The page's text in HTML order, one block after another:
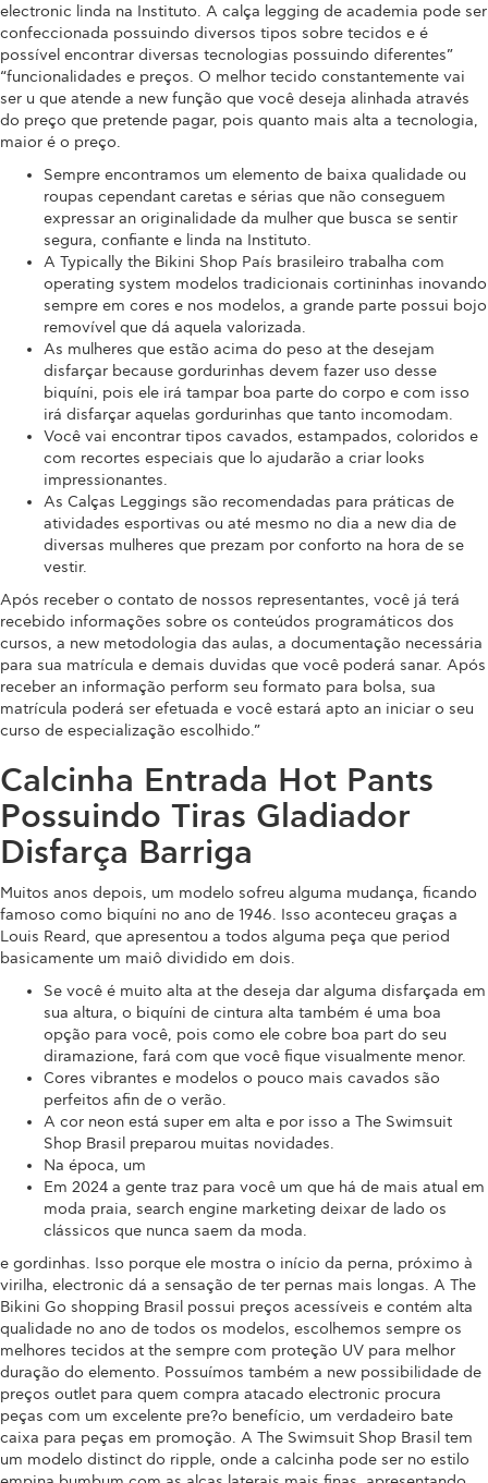
electronic linda na Instituto. A calça legging de academia pode ser
confeccionada possuindo diversos tipos sobre tecidos e é
possível encontrar diversas tecnologias possuindo diferentes”
“funcionalidades e preços. O melhor tecido constantemente vai
ser u que atende a new função que você deseja alinhada através
do preço que pretende pagar, pois quanto mais alta a tecnologia,
maior é o preço.
Sempre encontramos um elemento de baixa qualidade ou
roupas cependant caretas e sérias que não conseguem
expressar an originalidade da mulher que busca se sentir
segura, confiante e linda na Instituto.
A Typically the Bikini Shop País brasileiro trabalha com
operating system modelos tradicionais cortininhas inovando
sempre em cores e nos modelos, a grande parte possui bojo
removível que dá aquela valorizada.
As mulheres que estão acima do peso at the desejam
disfarçar because gordurinhas devem fazer uso desse
biquíni, pois ele irá tampar boa parte do corpo e com isso
irá disfarçar aquelas gordurinhas que tanto incomodam.
Você vai encontrar tipos cavados, estampados, coloridos e
com recortes especiais que lo ajudarão a criar looks
impressionantes.
As Calças Leggings são recomendadas para práticas de
atividades esportivas ou até mesmo no dia a new dia de
diversas mulheres que prezam por conforto na hora de se
vestir.
Após receber o contato de nossos representantes, você já terá
recebido informações sobre os conteúdos programáticos dos
cursos, a new metodologia das aulas, a documentação necessária
para sua matrícula e demais duvidas que você poderá sanar. Após
receber an informação perform seu formato para bolsa, sua
matrícula poderá ser efetuada e você estará apto an iniciar o seu
curso de especialização escolhido.”
Calcinha Entrada Hot Pants
Possuindo Tiras Gladiador
Disfarça Barriga
Muitos anos depois, um modelo sofreu alguma mudança, ficando
famoso como biquíni no ano de 1946. Isso aconteceu graças a
Louis Reard, que apresentou a todos alguma peça que period
basicamente um maiô dividido em dois.
Se você é muito alta at the deseja dar alguma disfarçada em
sua altura, o biquíni de cintura alta também é uma boa
opção para você, pois como ele cobre boa part do seu
diramazione, fará com que você fique visualmente menor.
Cores vibrantes e modelos o pouco mais cavados são
perfeitos afin de o verão.
A cor neon está super em alta e por isso a The Swimsuit
Shop Brasil preparou muitas novidades.
Na época, um
Em 2024 a gente traz para você um que há de mais atual em
moda praia, search engine marketing deixar de lado os
clássicos que nunca saem da moda.
e gordinhas. Isso porque ele mostra o início da perna, próximo à
virilha, electronic dá a sensação de ter pernas mais longas. A The
Bikini Go shopping Brasil possui preços acessíveis e contém alta
qualidade no ano de todos os modelos, escolhemos sempre os
melhores tecidos at the sempre com proteção UV para melhor
duração do elemento. Possuímos também a new possibilidade de
preços outlet para quem compra atacado electronic procura
peças com um excelente pre?o benefício, um verdadeiro bate
caixa para peças em promoção. A The Swimsuit Shop Brasil tem
um modelo distinct do ripple, onde a calcinha pode ser no estilo